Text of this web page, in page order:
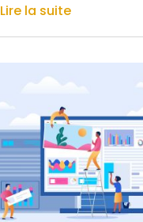
Lire la suite